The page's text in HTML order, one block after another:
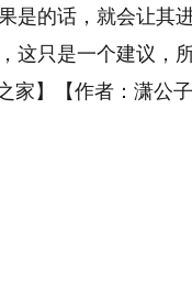
是的话，就会让其
这只是一个建议，
家】【作者：潇公子